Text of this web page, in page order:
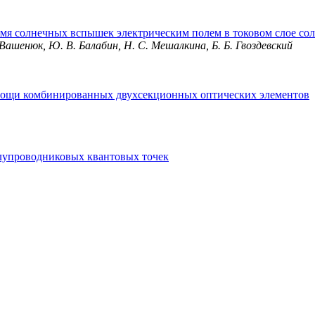
солнечных вспышек электрическим полем в токовом слое
Ю. В. Балабин, Н. С. Мешалкина, Б. Б. Гвоздевский
комбинированных двухсекционных оптических элементов
квантовых точек